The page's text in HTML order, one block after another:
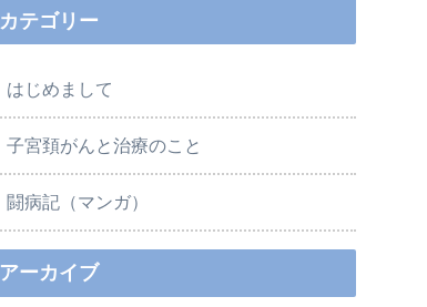
カテゴリー
はじめまして
子宮頚がんと治療のこと
闘病記（マンガ）
アーカイブ